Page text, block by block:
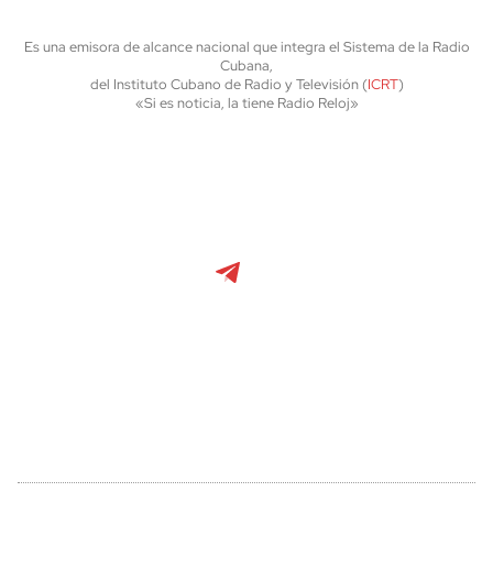
Es una emisora de alcance nacional que integra el Sistema de la Radio
Cubana,
del Instituto Cubano de Radio y Televisión (ICRT)
«Si es noticia, la tiene Radio Reloj»